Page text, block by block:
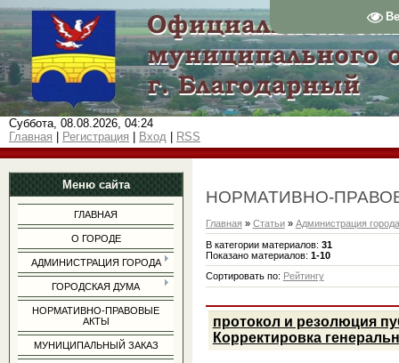
Суббота, 08.08.2026, 04:24
Главная
Регистрация Вход RSS
Меню сайта
ГЛАВНАЯ
О ГОРОДЕ
АДМИНИСТРАЦИЯ ГОРОДА
ГОРОДСКАЯ ДУМА
НОРМАТИВНО-ПРАВОВЫЕ
АКТЫ
МУНИЦИПАЛЬНЫЙ ЗАКАЗ
НОРМАТИВНО-
Главная » Статьи» Администрация города
В категории материалов: 31
Показано материалов: 1-10
Сортировать по: Рейтингу
протокол и резолюция
Корректировка